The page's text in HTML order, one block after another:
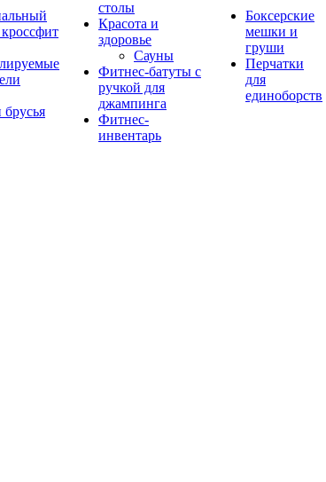
столы
Красота и
здоровье
Сауны
Фитнес-батуты с
ручкой для
джампинга
Фитнес-
инвентарь
Боксерские
мешки и
груши
Перчатки
для
единоборств